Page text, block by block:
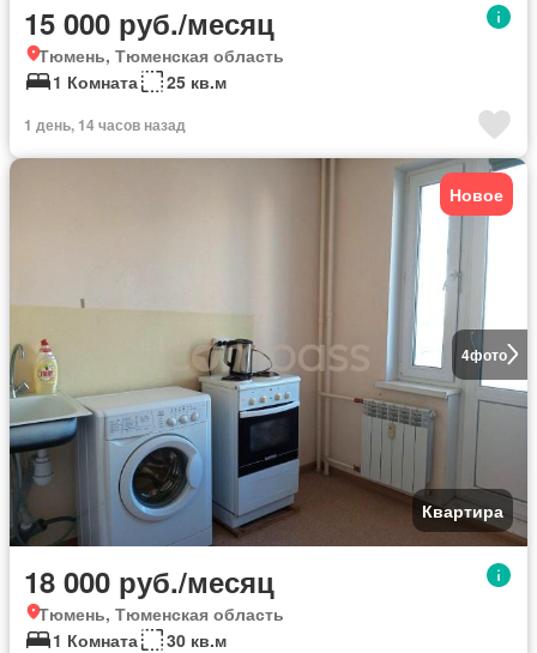
15 000 руб./месяц
Тюмень, Тюменская область
1 Комната
25 кв.м
1 день, 14 часов назад
4фото
Новое
Квартира
18 000 руб./месяц
Тюмень, Тюменская область
1 Комната
30 кв.м